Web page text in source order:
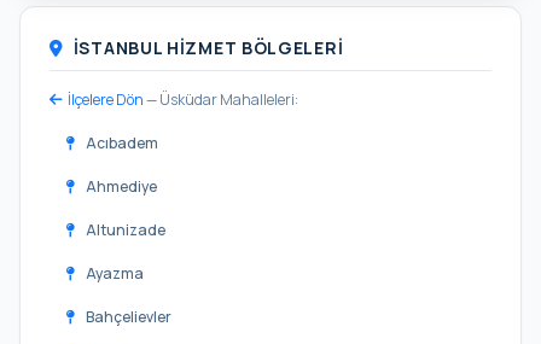
İSTANBUL HIZMET BÖLGELERI
İlçelere Dön— Üsküdar Mahalleleri:
Acıbadem
Ahmediye
Altunizade
Ayazma
Bahçelievler